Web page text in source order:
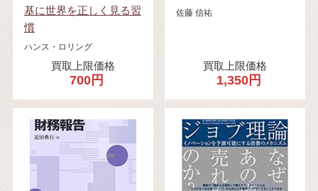
基に世界を正しく見る習
慣
ハンス・ロリング
買取上限価格
700円
佐藤 信祐
買取上限価格
1,350円